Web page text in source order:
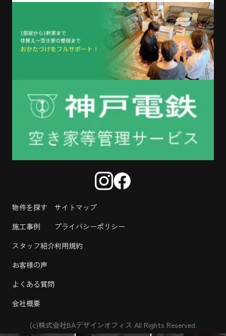
物件を探す
施工事例
スタッフ紹介
お客様の声
よくある質問
会社概要
サイトマップ
プライバシーポリシー
利用規約
(c)株式会社BAデザインオフィス All Rights Reserved.